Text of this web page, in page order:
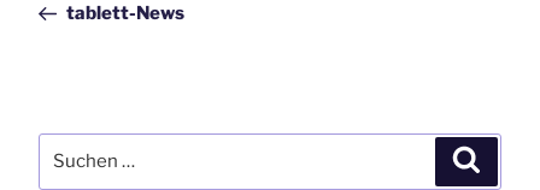
tablett-News
nach: